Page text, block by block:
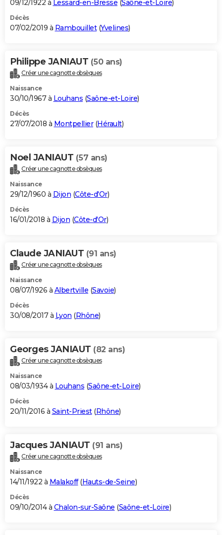
09/12/1922 à Lessard-en-Bresse (Saône-et-Loire)
Décès
07/02/2019 à Rambouillet(Yvelines)
Philippe JANIAUT (50 ans)
Créer une cagnotte obsèques
Naissance
30/10/1967 à Louhans (Saône-et-Loire)
Décès
27/07/2018 à Montpellier(Hérault)
Noel JANIAUT (57 ans)
Créer une cagnotte obsèques
Naissance
29/12/1960 à Dijon (Côte-d'Or)
Décès
16/01/2018 à Dijon (Côte-d'Or)
Claude JANIAUT (91 ans)
Créer une cagnotte obsèques
Naissance
08/07/1926 à Albertville (Savoie)
Décès
30/08/2017 à Lyon (Rhône)
Georges JANIAUT (82 ans)
Créer une cagnotte obsèques
Naissance
08/03/1934 à Louhans (Saône-et-Loire)
Décès
20/11/2016 à Saint-Priest(Rhône)
Jacques JANIAUT (91 ans)
Créer une cagnotte obsèques
Naissance
14/11/1922 à Malakoff(Hauts-de-Seine)
Décès
09/10/2014 à Chalon-sur-Saône (Saône-et-Loire)